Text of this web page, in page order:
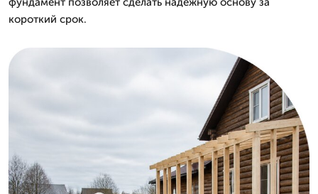
короткий срок.